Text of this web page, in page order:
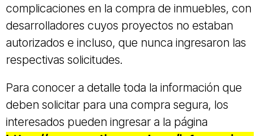
complicaciones en la compra de inmuebles, con
desarrolladores cuyos proyectos no estaban
autorizados e incluso, que nunca ingresaron las
respectivas solicitudes.
Para conocer a detalle toda la información que
deben solicitar para una compra segura, los
interesados pueden ingresar a la página